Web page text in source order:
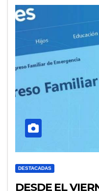
DESTACADAS
DESDE EL